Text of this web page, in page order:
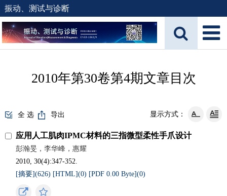
振动、测试与诊断
2010年第30卷第4期文章目次
全 选 导出 显示方式：
应用人工肌肉IPMC材料的三指微型柔性手爪设计
彭瀚旻，李华峰，惠耀
2010, 30(4):347-352.
[摘要](626) [HTML](0) [PDF 0.00 Byte](0)